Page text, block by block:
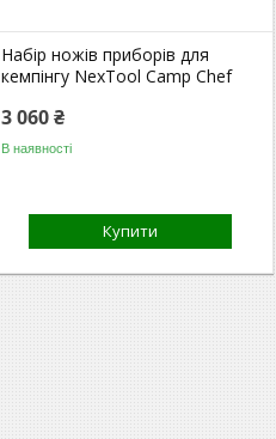
Набір ножів приборів для
кемпінгу NexTool Camp Chef
3 060 ₴
В наявності
Купити